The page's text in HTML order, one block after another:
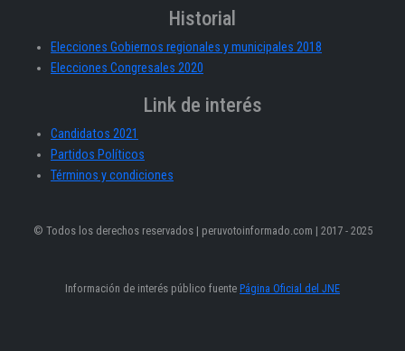
Historial
Elecciones Gobiernos regionales y municipales 2018
Elecciones Congresales 2020
Link de interés
Candidatos 2021
Partidos Políticos
Términos y condiciones
© Todos los derechos reservados | peruvotoinformado.com | 2017 - 2025
Información de interés público fuente Página Oficial del JNE